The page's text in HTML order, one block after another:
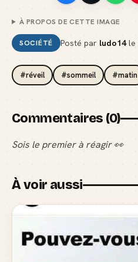
À PROPOS DE CETTE IMAGE
SOCIÉTÉ Posté par ludo14le
#réveil #sommeil #matin
Commentaires (0)
Sois le premier à réagir 👀
À voir aussi